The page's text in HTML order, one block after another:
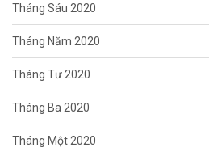
Tháng Sáu 2020
Tháng Năm 2020
Tháng Tư 2020
Tháng Ba 2020
Tháng Một 2020